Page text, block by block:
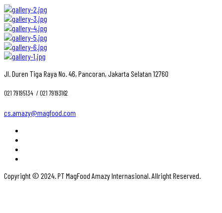
Jl. Duren Tiga Raya No. 46, Pancoran, Jakarta Selatan 12760
021 79195134 ‎ / 021 79193162
cs.amazy@magfood.com
Copyright © 2024. PT MagFood Amazy Internasional. Allright Reserved.